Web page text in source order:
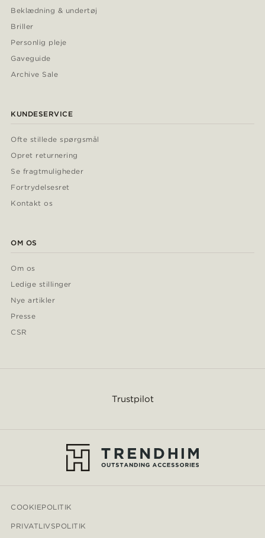
Beklædning & undertøj
Briller
Personlig pleje
Gaveguide
Archive Sale
KUNDESERVICE
Ofte stillede spørgsmål
Opret returnering
Se fragtmuligheder
Fortrydelsesret
Kontakt os
OM OS
Om os
Ledige stillinger
Nye artikler
Presse
CSR
Trustpilot
COOKIEPOLITIK
PRIVATLIVSPOLITIK